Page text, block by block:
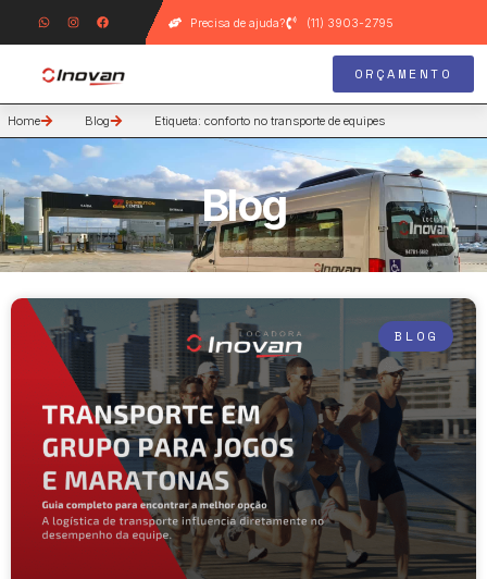
Precisa de ajuda? (11) 3903-2795
ORÇAMENTO
Home Blog Etiqueta: conforto no transporte de equipes
Blog
BLOG